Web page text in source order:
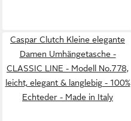
Caspar Clutch Kleine elegante
Damen Umhängetasche -
CLASSIC LINE - Modell No.778,
leicht, elegant & langlebig - 100%
Echteder - Made in Italy